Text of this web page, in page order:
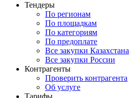
Тендеры
По регионам
По площадкам
По категориям
По предоплате
Все закупки Казахстана
Все закупки России
Контрагенты
Проверить контрагента
Об услуге